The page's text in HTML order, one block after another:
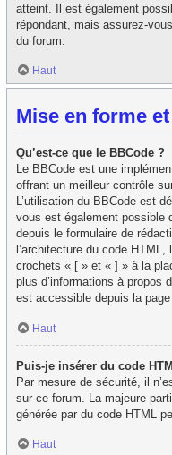
atteint. Il est également
répondant, mais assurez-
du forum.
Haut
Mise en forme
Qu’est-ce que le BBCode ?
Le BBCode est une
offrant un meilleur contrôle
L’utilisation du BBCode est
vous est également possible
depuis le formulaire de
l’architecture du code
crochets « [ » et « ] » à la
plus d’informations à propos
est accessible depuis la page
Haut
Puis-je insérer du code
Par mesure de sécurité, il
sur ce forum. La majeure
générée par du code HTML
Haut